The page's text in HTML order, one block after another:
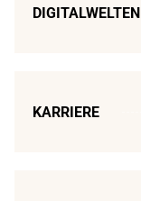
DIGITALWELTEN
KARRIERE